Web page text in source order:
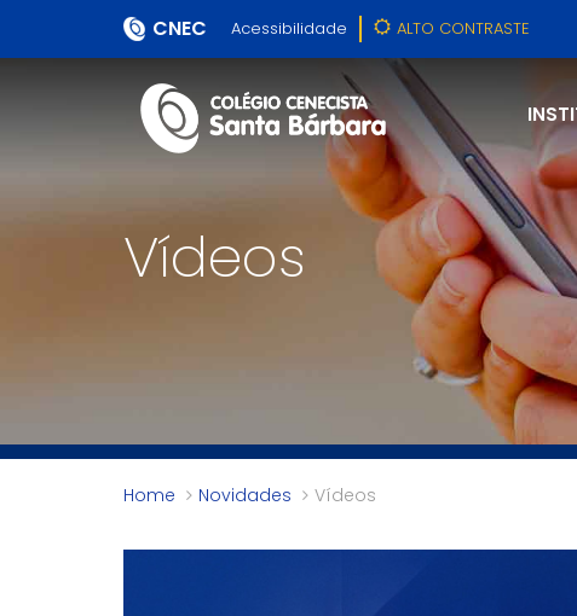
CNEC Acessibilidade ALTO CONTRASTE
Vídeos
Home Novidades Vídeos